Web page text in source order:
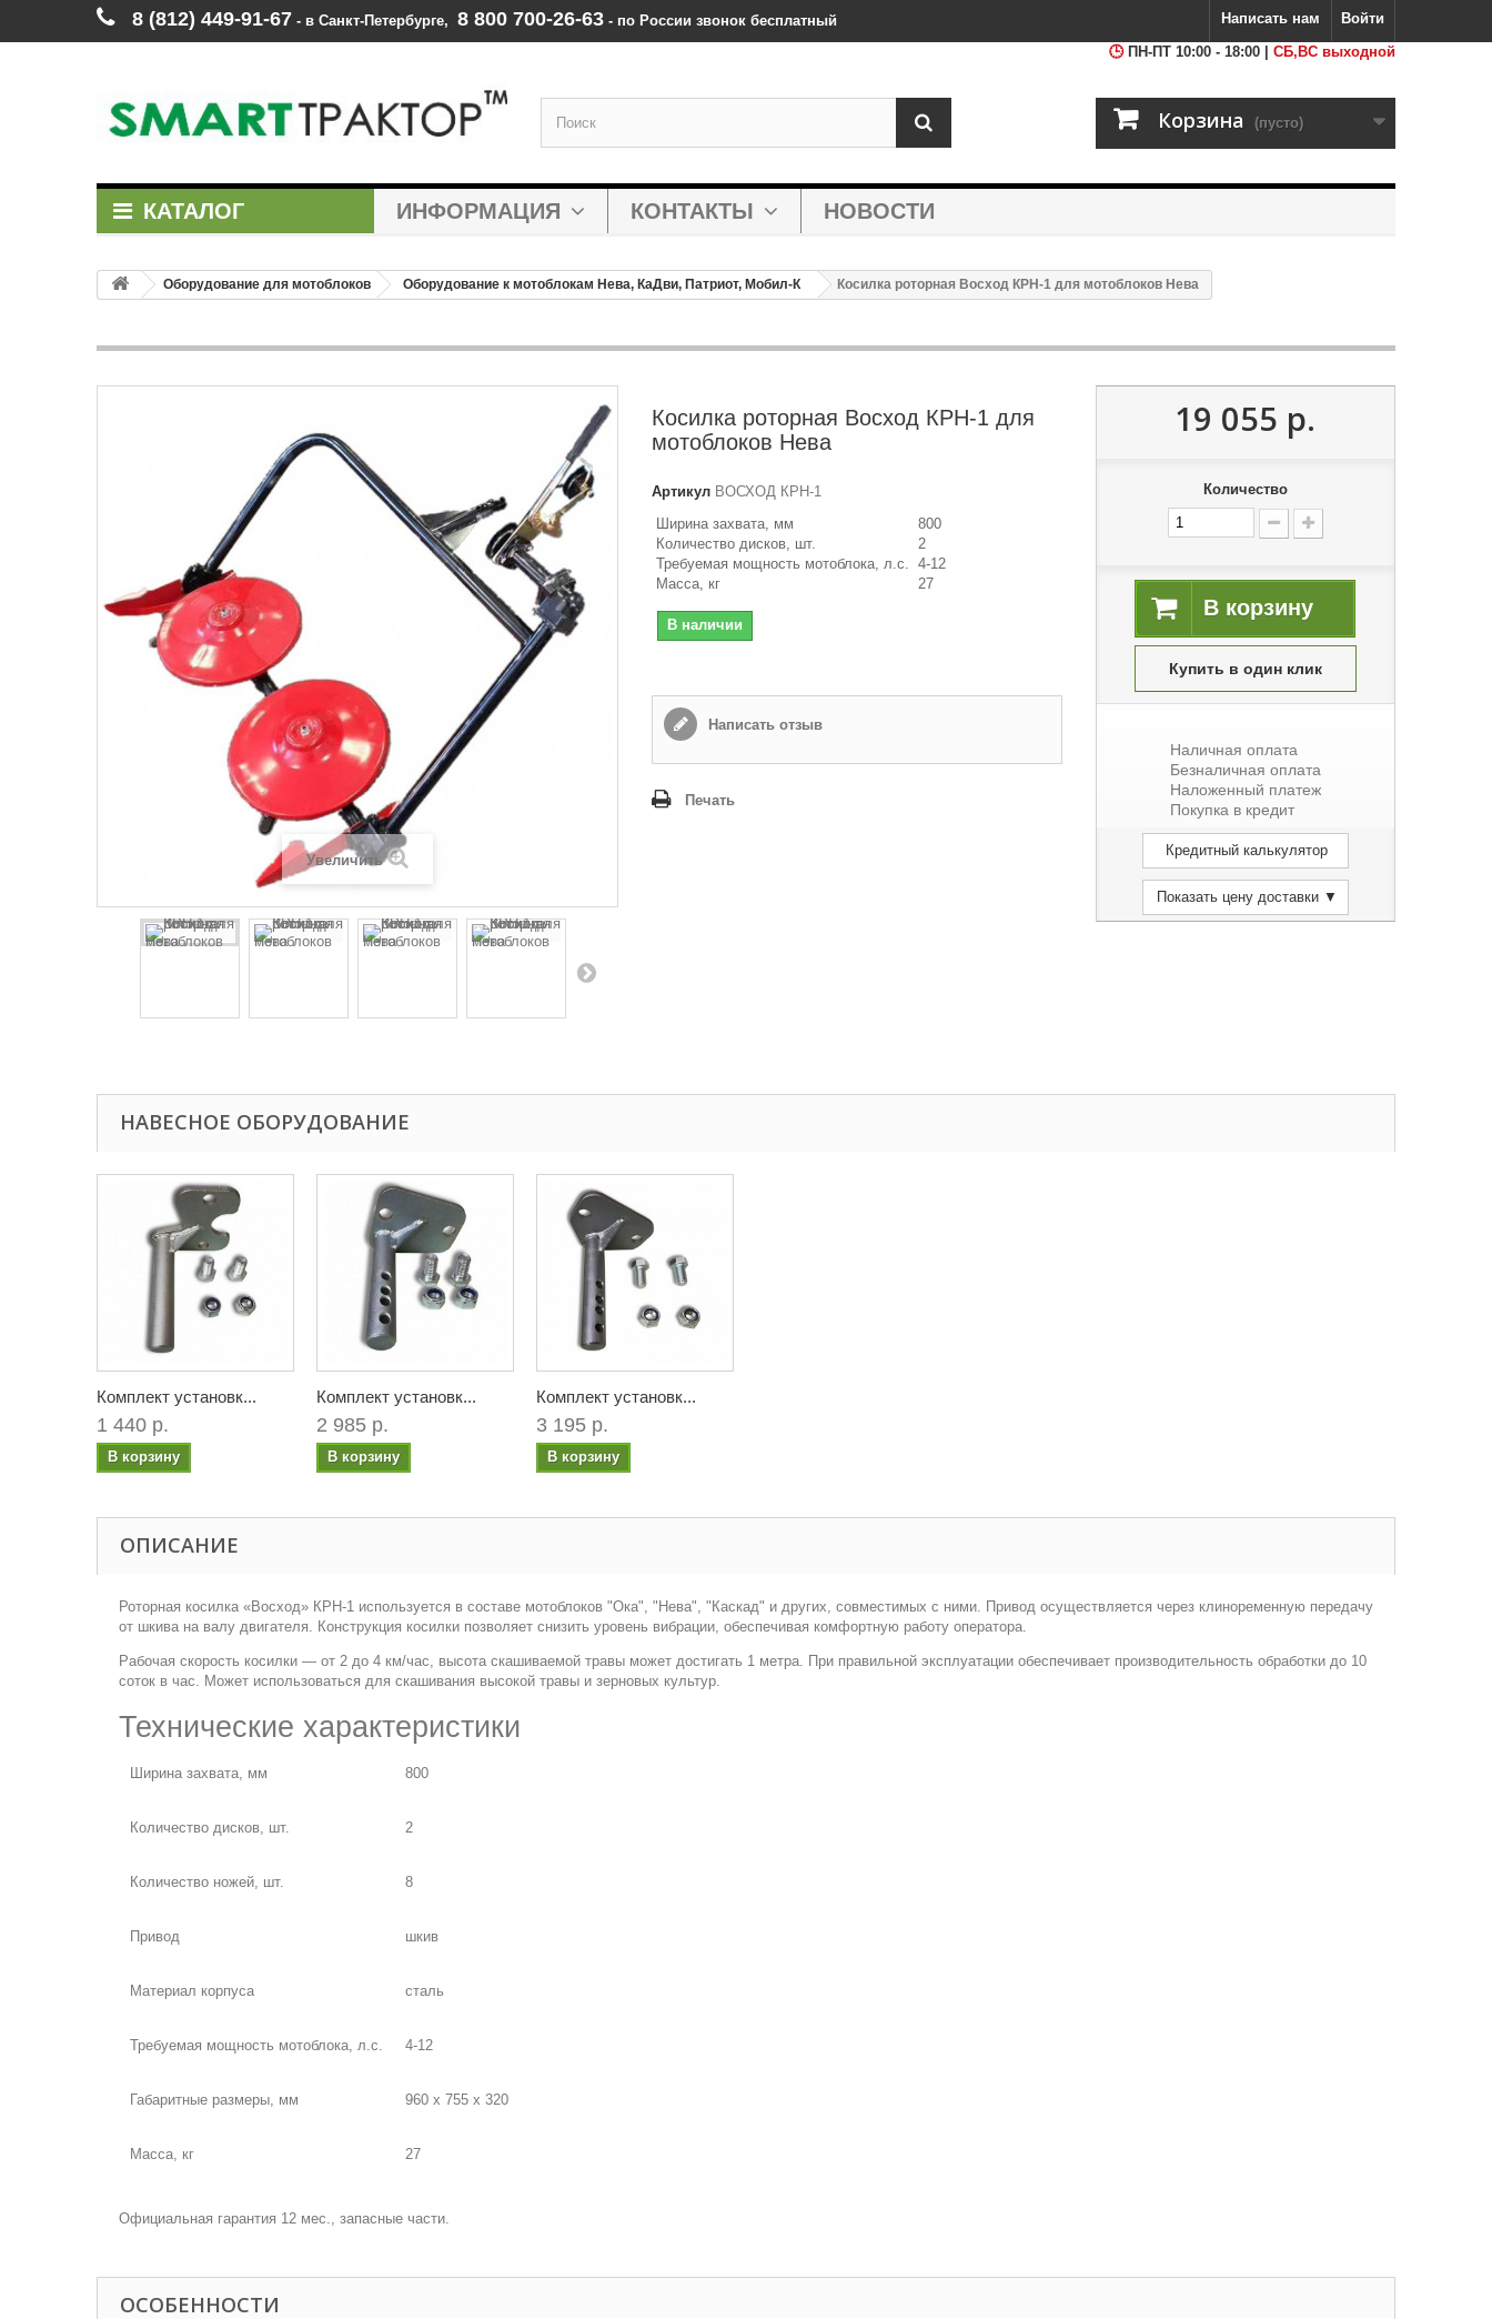
Войти
Написать нам
8 (812) 449‑91‑67 ‑ в Санкт‑Петербурге, 8 800 700‑26‑63 ‑ по России звонок бесплатный
ПН-ПТ 10:00 - 18:00 | СБ,ВС выходной
Корзина (пусто)
КАТАЛОГ ИНФОРМАЦИЯ КОНТАКТЫ НОВОСТИ
Оборудование для мотоблоков Оборудование к мотоблокам Нева, КаДви, Патриот, Мобил-К Косилка роторная Восход КРН-1 для мотоблоков Нева
Увеличить
Косилка роторная Восход КРН-1 для
мотоблоков Нева
Артикул ВОСХОД КРН-1
Ширина захвата, мм
800
Количество дисков, шт.
2
Требуемая мощность мотоблока, л.с.
4-12
Масса, кг
27
В наличии
Написать отзыв
Печать
19 055 р.
Количество
В корзину
Купить в один клик
Наличная оплата
Безналичная оплата
Наложенный платеж
Покупка в кредит
Кредитный калькулятор
Показать цену доставки ▼
НАВЕСНОЕ ОБОРУДОВАНИЕ
Комплект установк...
1 440 р.
В корзину
Комплект установк...
2 985 р.
В корзину
Комплект установк...
3 195 р.
В корзину
ОПИСАНИЕ
Роторная косилка «Восход» КРН-1 используется в составе мотоблоков "Ока", "Нева", "Каскад" и других, совместимых с ними. Привод осуществляется через клиноременную передачу
от шкива на валу двигателя. Конструкция косилки позволяет снизить уровень вибрации, обеспечивая комфортную работу оператора.
Рабочая скорость косилки — от 2 до 4 км/час, высота скашиваемой травы может достигать 1 метра. При правильной эксплуатации обеспечивает производительность обработки до 10
соток в час. Может использоваться для скашивания высокой травы и зерновых культур.
Технические характеристики
Ширина захвата, мм 800
Количество дисков, шт. 2
Количество ножей, шт. 8
Привод шкив
Материал корпуса сталь
Требуемая мощность мотоблока, л.с. 4-12
Габаритные размеры, мм 960 х 755 х 320
Масса, кг 27
Официальная гарантия 12 мес., запасные части.
ОСОБЕННОСТИ